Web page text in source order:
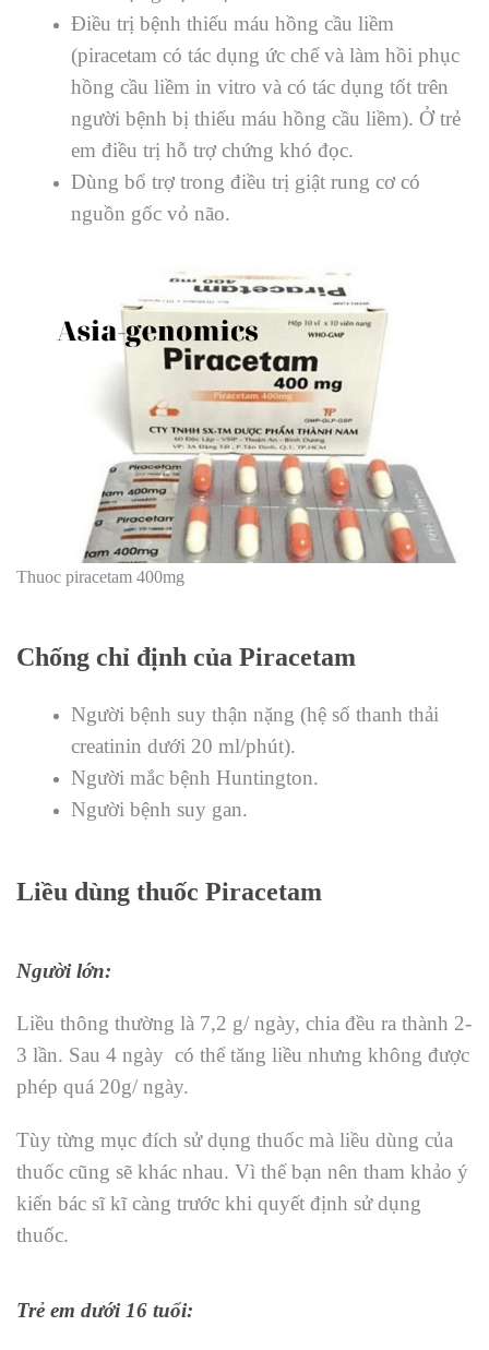
Ðiều trị bệnh thiếu máu hồng cầu liềm
(piracetam có tác dụng ức chế và làm hồi phục
hồng cầu liềm in vitro và có tác dụng tốt trên
người bệnh bị thiếu máu hồng cầu liềm). Ở trẻ
em điều trị hỗ trợ chứng khó đọc.
Dùng bổ trợ trong điều trị giật rung cơ có
nguồn gốc vỏ não.
Thuoc piracetam 400mg
Chống chỉ định của Piracetam
Người bệnh suy thận nặng (hệ số thanh thải
creatinin dưới 20 ml/phút).
Người mắc bệnh Huntington.
Người bệnh suy gan.
Liều dùng thuốc Piracetam
Người lớn:
Liều thông thường là 7,2 g/ ngày, chia đều ra thành 2-
3 lần. Sau 4 ngày có thể tăng liều nhưng không được
phép quá 20g/ ngày.
Tùy từng mục đích sử dụng thuốc mà liều dùng của
thuốc cũng sẽ khác nhau. Vì thế bạn nên tham khảo ý
kiến bác sĩ kĩ càng trước khi quyết định sử dụng
thuốc.
Trẻ em dưới 16 tuổi: